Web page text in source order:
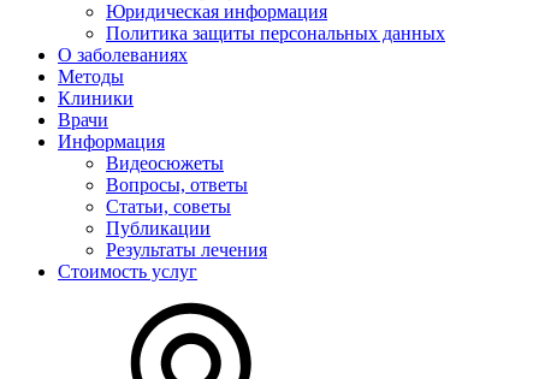
Юридическая информация
Политика защиты персональных данных
О заболеваниях
Методы
Клиники
Врачи
Информация
Видеосюжеты
Вопросы, ответы
Статьи, советы
Публикации
Результаты лечения
Стоимость услуг